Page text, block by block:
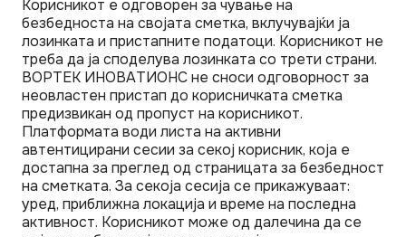
Корисникот е одговорен за чување на
безбедноста на својата сметка, вклучувајќи ја
лозинката и пристапните податоци. Корисникот не
треба да ја споделува лозинката со трети страни.
ВОРТЕК ИНОВАТИОНС не сноси одговорност за
неовластен пристап до корисничката сметка
предизвикан од пропуст на корисникот.
Платформата води листа на активни
автентицирани сесии за секој корисник, која е
достапна за преглед од страницата за безбедност
на сметката. За секоја сесија се прикажуваат:
уред, приближна локација и време на последна
активност. Корисникот може од далечина да се